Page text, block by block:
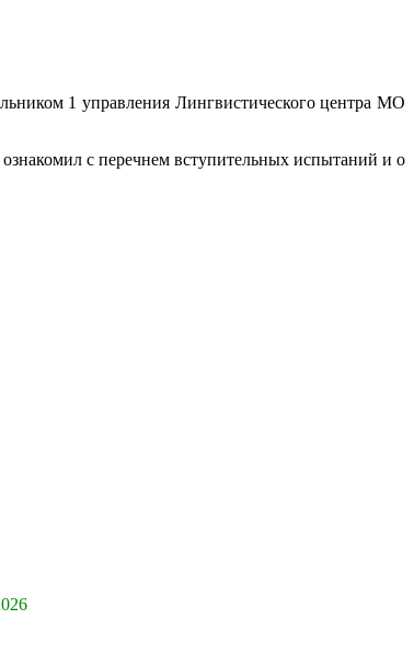
1 управления Лингвистического центра МО
с перечнем вступительных испытаний и о